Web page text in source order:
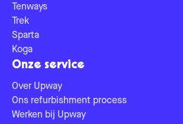
Tenways
Trek
Sparta
Koga
Onze service
Over Upway
Ons refurbishment process
Werken bij Upway